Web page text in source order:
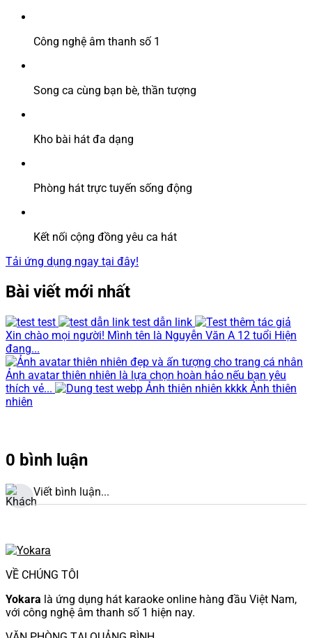
Công nghệ âm thanh số 1
Song ca cùng bạn bè, thần tượng
Kho bài hát đa dạng
Phòng hát trực tuyến sống động
Kết nối cộng đồng yêu ca hát
Tải ứng dụng ngay tại đây!
Bài viết mới nhất
test
test dẫn link
Xin chào mọi người! Mình tên là Nguyễn Văn A 12 tuổi Hiện
đang...
Ảnh avatar thiên nhiên là lựa chọn hoàn hảo nếu bạn yêu
thích vẻ...
Ảnh thiên nhiên kkkk Ảnh thiên
nhiên
0 bình luận
Viết bình luận...
VỀ CHÚNG TÔI
Yokara là ứng dụng hát karaoke online hàng đầu Việt Nam,
với công nghệ âm thanh số 1 hiện nay.